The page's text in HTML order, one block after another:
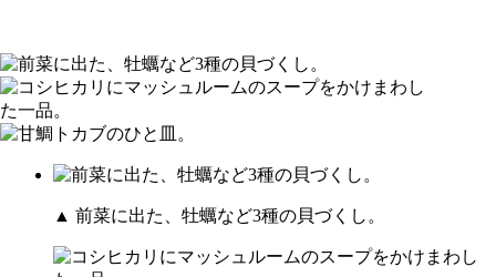
▲ 前菜に出た、牡蠣など3種の貝づくし。